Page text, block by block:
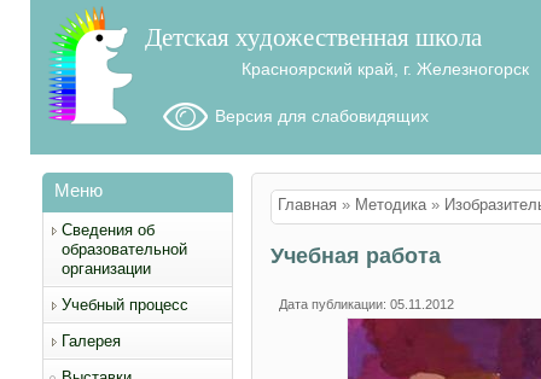
Детская художественная школа
Красноярский край, г. Железногорск
Версия для слабовидящих
Меню
Сведения об
образовательной
организации
Учебный процесс
Галерея
Вы здесь
Главная » Методика »
Учебная работа
Дата публикации: 05.11.2012